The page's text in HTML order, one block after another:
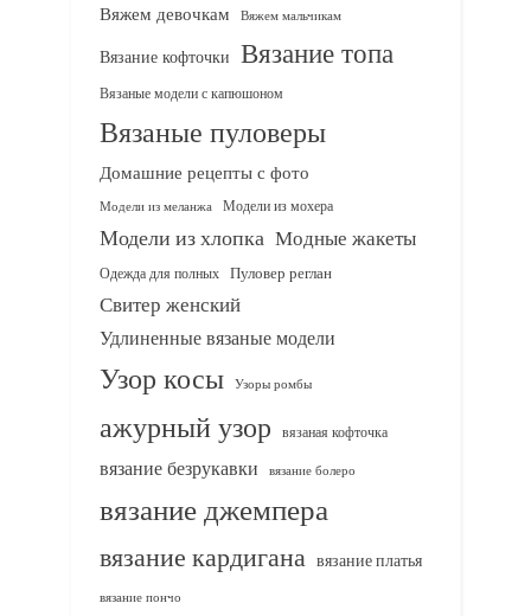
Вяжем девочкам Вяжем мальчикам
Вязание кофточки Вязание топа
Вязаные модели с капюшоном
Вязаные пуловеры
Домашние рецепты с фото
Модели из меланжа Модели из мохера
Модели из хлопка Модные жакеты
Одежда для полных Пуловер реглан
Свитер женский
Удлиненные вязаные модели
Узор косы Узоры ромбы
ажурный узор вязаная кофточка
вязание безрукавки вязание болеро
вязание джемпера
вязание кардигана вязание платья
вязание пончо